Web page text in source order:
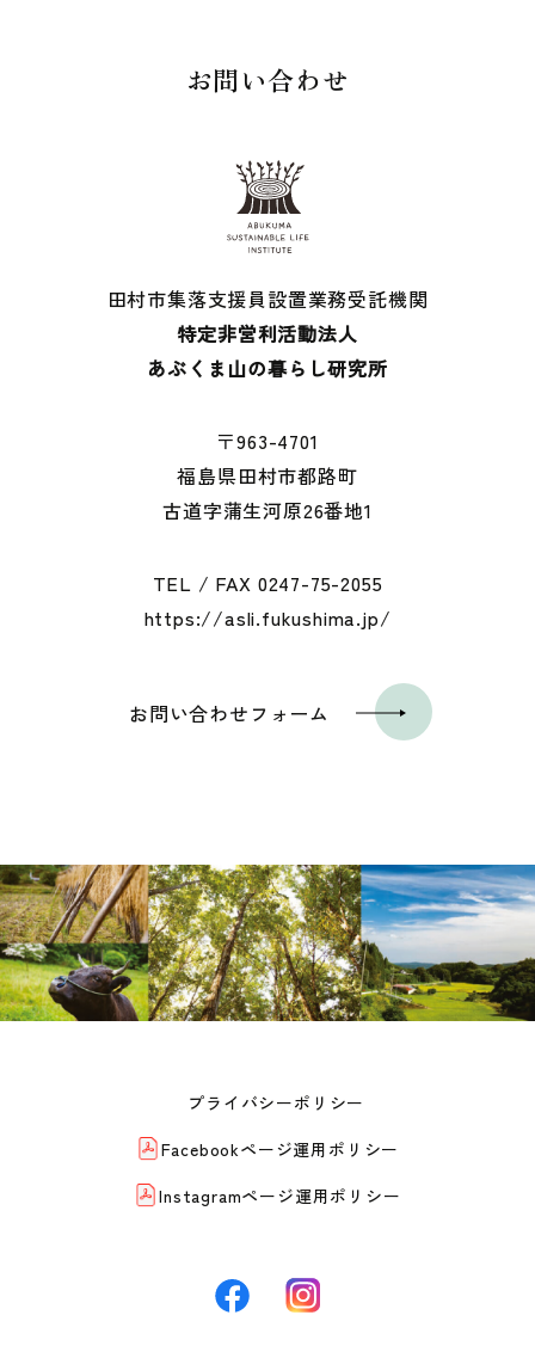
お問い合わせ
お問い合わせフォーム
田村市集落支援員設置業務受託機関
特定非営利活動法人
あぶくま山の暮らし研究所
〒963-4701
福島県田村市都路町
古道字蒲生河原26番地1
TEL / FAX 0247-75-2055
https://asli.fukushima.jp/
プライバシーポリシー
Facebookページ運用ポリシー
Instagramページ運用ポリシー